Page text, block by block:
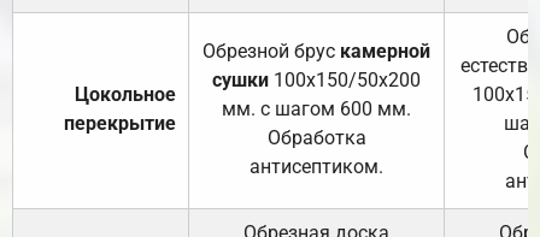
Цокольное
перекрытие
Обрезной брус камерной
сушки 100х150/50х200
мм. с шагом 600 мм.
Обработка
антисептиком.
Обрезная доска